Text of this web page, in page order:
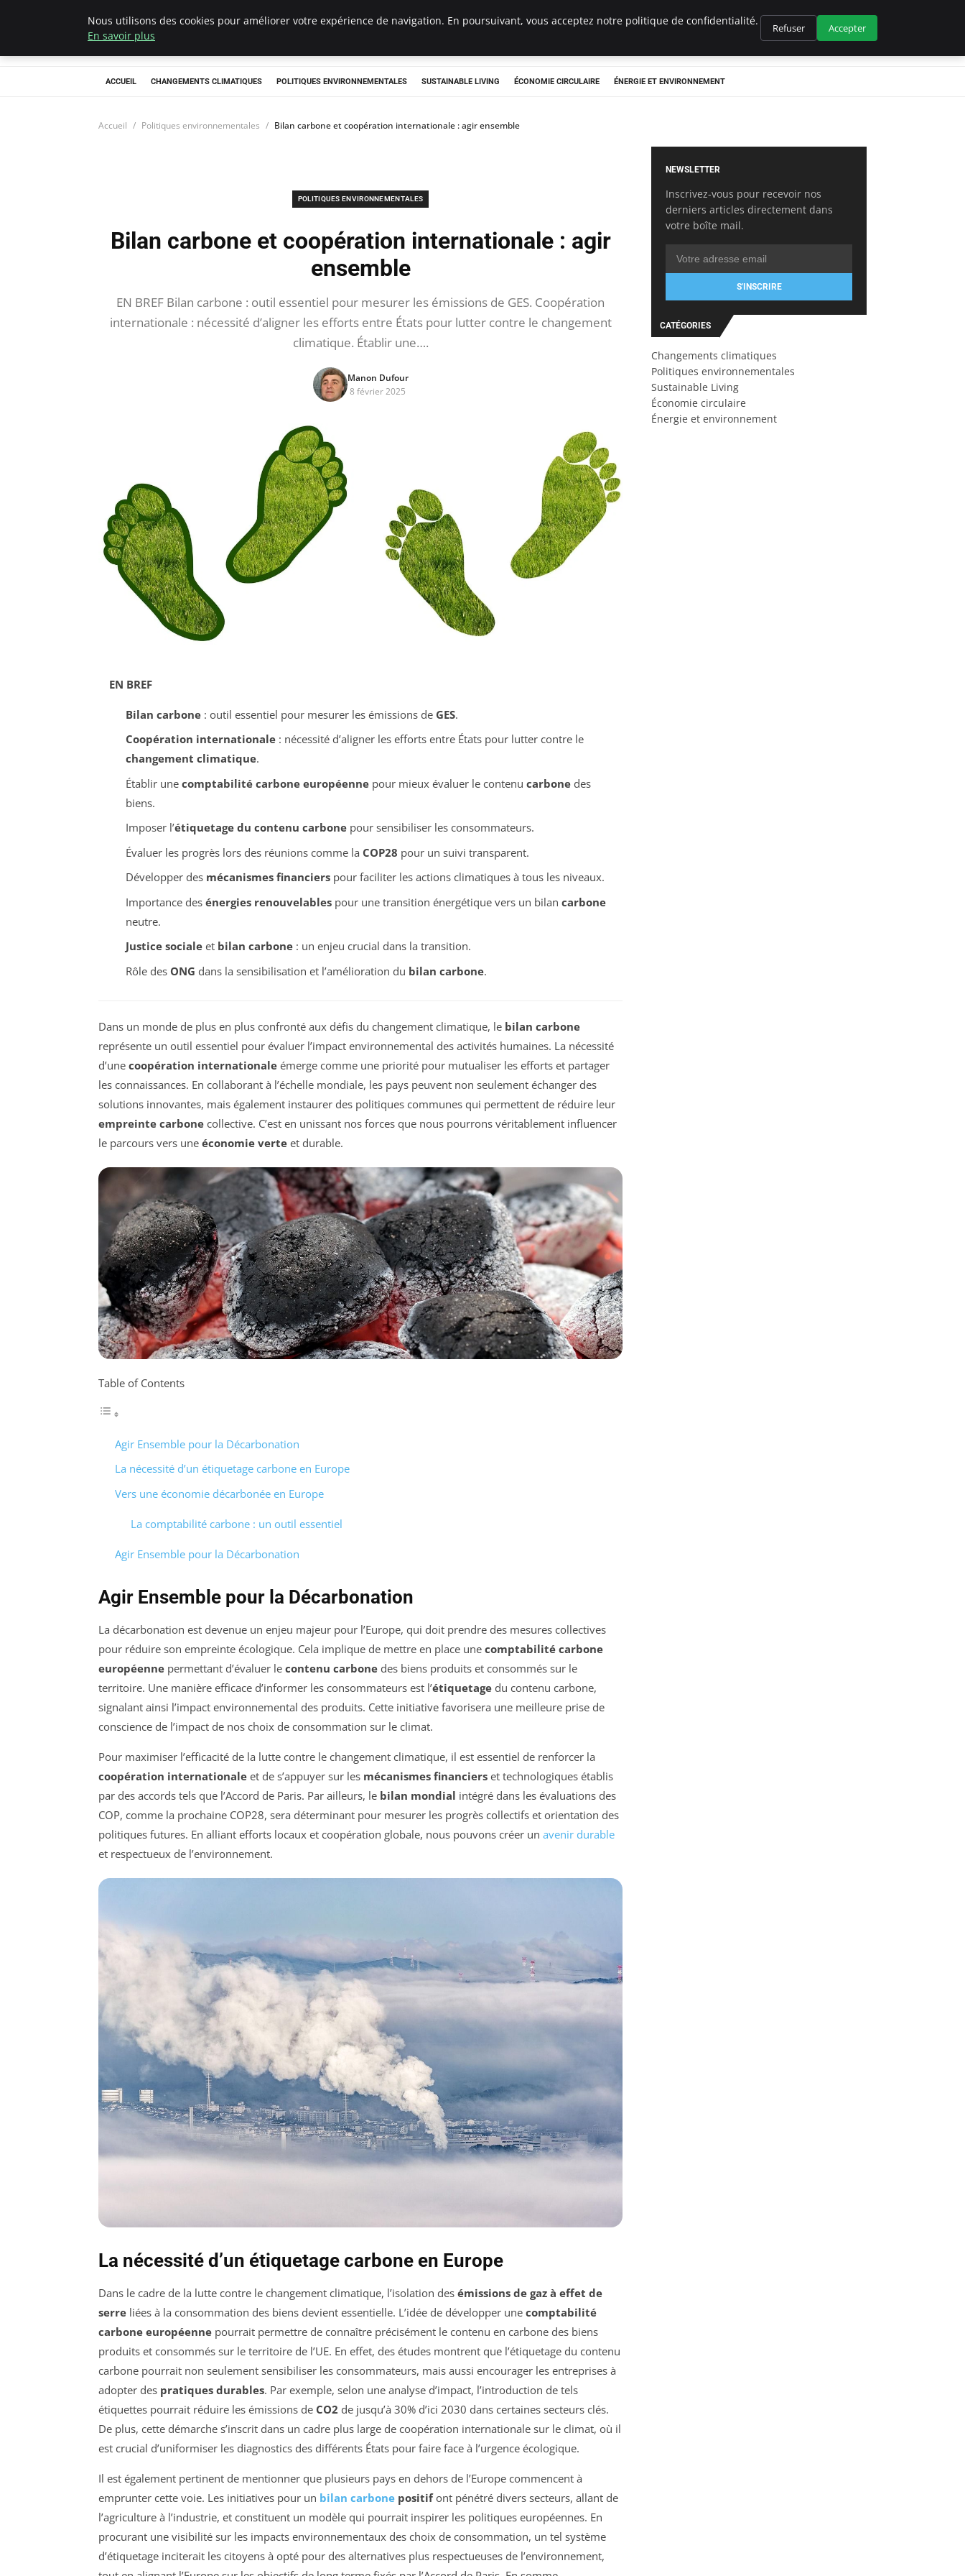
Climategatecountryclub.com
ACCUEIL CHANGEMENTS CLIMATIQUES POLITIQUES ENVIRONNEMENTALES SUSTAINABLE LIVING ÉCONOMIE CIRCULAIRE ÉNERGIE ET ENVIRONNEMENT
Accueil Politiques environnementales Bilan carbone et coopération internationale : agir ensemble
POLITIQUES ENVIRONNEMENTALES
Bilan carbone et coopération internationale : agir
ensemble
EN BREF Bilan carbone : outil essentiel pour mesurer les émissions de GES. Coopération
internationale : nécessité d’aligner les efforts entre États pour lutter contre le changement
climatique. Établir une….
Manon Dufour
8 février 2025
EN BREF
Bilan carbone: outil essentiel pour mesurer les émissions de GES.
Coopération internationale: nécessité d’aligner les efforts entre États pour lutter contre le
changement climatique.
Établir une comptabilité carbone européennepour mieux évaluer le contenu carbonedes
biens.
Imposer l’étiquetage du contenu carbonepour sensibiliser les consommateurs.
Évaluer les progrès lors des réunions comme la COP28 pour un suivi transparent.
Développer des mécanismes financierspour faciliter les actions climatiques à tous les niveaux.
Importance des énergies renouvelablespour une transition énergétique vers un bilan carbone
neutre.
Justice socialeet bilan carbone: un enjeu crucial dans la transition.
Rôle des ONG dans la sensibilisation et l’amélioration du bilan carbone.
Dans un monde de plus en plus confronté aux défis du changement climatique, le bilan carbone
représente un outil essentiel pour évaluer l’impact environnemental des activités humaines. La nécessité
d’une coopération internationale émerge comme une priorité pour mutualiser les efforts et partager
les connaissances. En collaborant à l’échelle mondiale, les pays peuvent non seulement échanger des
solutions innovantes, mais également instaurer des politiques communes qui permettent de réduire leur
empreinte carbone collective. C’est en unissant nos forces que nous pourrons véritablement influencer
le parcours vers une économie verte et durable.
Table of Contents
Agir Ensemble pour la Décarbonation
La nécessité d’un étiquetage carbone en Europe
Vers une économie décarbonée en Europe
La comptabilité carbone : un outil essentiel
Agir Ensemble pour la Décarbonation
Agir Ensemble pour la Décarbonation
La décarbonation est devenue un enjeu majeur pour l’Europe, qui doit prendre des mesures collectives
pour réduire son empreinte écologique. Cela implique de mettre en place une comptabilité carbone
européenne permettant d’évaluer le contenu carbone des biens produits et consommés sur le
territoire. Une manière efficace d’informer les consommateurs est l’étiquetage du contenu carbone,
signalant ainsi l’impact environnemental des produits. Cette initiative favorisera une meilleure prise de
conscience de l’impact de nos choix de consommation sur le climat.
Pour maximiser l’efficacité de la lutte contre le changement climatique, il est essentiel de renforcer la
coopération internationale et de s’appuyer sur les mécanismes financiers et technologiques établis
par des accords tels que l’Accord de Paris. Par ailleurs, le bilan mondial intégré dans les évaluations des
COP, comme la prochaine COP28, sera déterminant pour mesurer les progrès collectifs et orientation des
politiques futures. En alliant efforts locaux et coopération globale, nous pouvons créer un avenir durable
et respectueux de l’environnement.
La nécessité d’un étiquetage carbone en Europe
Dans le cadre de la lutte contre le changement climatique, l’isolation des émissions de gaz à effet de
serre liées à la consommation des biens devient essentielle. L’idée de développer une comptabilité
carbone européenne pourrait permettre de connaître précisément le contenu en carbone des biens
produits et consommés sur le territoire de l’UE. En effet, des études montrent que l’étiquetage du contenu
carbone pourrait non seulement sensibiliser les consommateurs, mais aussi encourager les entreprises à
adopter des pratiques durables. Par exemple, selon une analyse d’impact, l’introduction de tels
étiquettes pourrait réduire les émissions de CO2 de jusqu’à 30% d’ici 2030 dans certaines secteurs clés.
De plus, cette démarche s’inscrit dans un cadre plus large de coopération internationale sur le climat, où il
est crucial d’uniformiser les diagnostics des différents États pour faire face à l’urgence écologique.
Il est également pertinent de mentionner que plusieurs pays en dehors de l’Europe commencent à
emprunter cette voie. Les initiatives pour un bilan carbone positifont pénétré divers secteurs, allant de
l’agriculture à l’industrie, et constituent un modèle qui pourrait inspirer les politiques européennes. En
procurant une visibilité sur les impacts environnementaux des choix de consommation, un tel système
d’étiquetage inciterait les citoyens à opté pour des alternatives plus respectueuses de l’environnement,
NEWSLETTER
Inscrivez-vous pour recevoir nos
derniers articles directement dans
votre boîte mail.
S'INSCRIRE
CATÉGORIES
Changements climatiques
Politiques environnementales
Sustainable Living
Économie circulaire
Énergie et environnement
Nous utilisons des cookies pour améliorer votre expérience de navigation. En poursuivant, vous acceptez notre politique de confidentialité.
En savoir plus
Refuser Accepter